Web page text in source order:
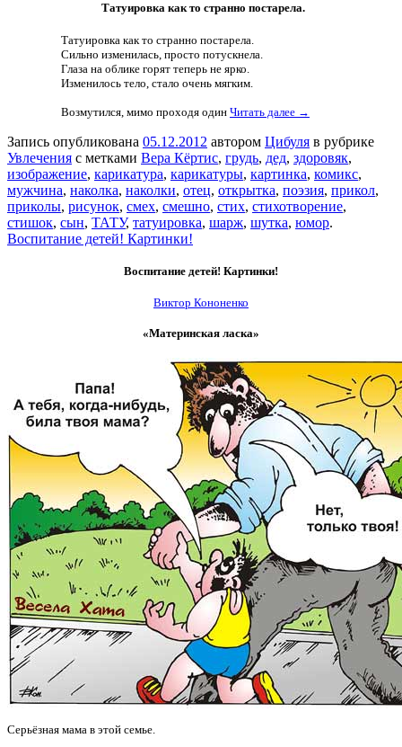
Татуировка как то странно постарела.
Татуировка как то странно постарела.
Сильно изменилась, просто потускнела.
Глаза на облике горят теперь не ярко.
Изменилось тело, стало очень мягким.
Возмутился, мимо проходя один Читать далее →
Запись опубликована 05.12.2012 автором Цибуля в рубрике
Увлечения с метками Вера Кёртис, грудь, дед, здоровяк,
изображение, карикатура, карикатуры, картинка, комикс,
мужчина, наколка, наколки, отец, открытка, поэзия, прикол,
приколы, рисунок, смех, смешно, стих, стихотворение,
стишок, сын, ТАТУ, татуировка, шарж, шутка, юмор.
Воспитание детей! Картинки!
Воспитание детей! Картинки!
Виктор Кононенко
«Материнская ласка»
Серьёзная мама в этой семье.